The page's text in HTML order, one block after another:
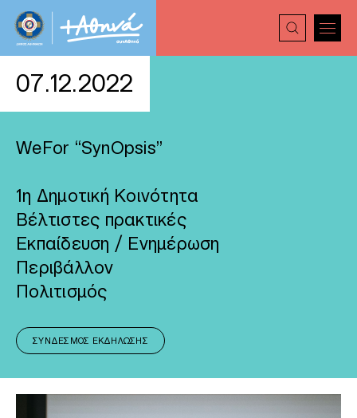
07.12.2022
WeFor “SynOpsis”
1η Δημοτική Κοινότητα
Βέλτιστες πρακτικές
Εκπαίδευση / Ενημέρωση
Περιβάλλον
Πολιτισμός
ΣΎΝΔΕΣΜΟΣ ΕΚΔΉΛΩΣΗΣ